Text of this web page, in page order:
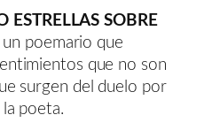
ESTRELLAS SOBRE
poemario que
que no son
surgen del duelo por
poeta.